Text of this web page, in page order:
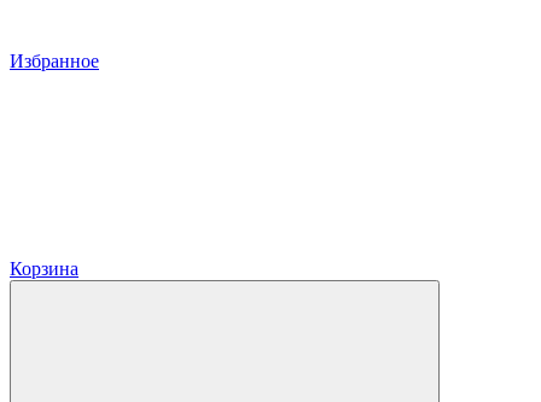
Избранное
Корзина